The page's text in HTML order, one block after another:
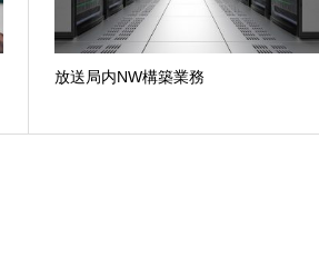
放送局内NW構築業務